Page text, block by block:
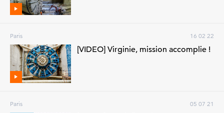
Paris 16 02 22
[VIDEO] Virginie, mission accomplie !
Paris 05 07 21